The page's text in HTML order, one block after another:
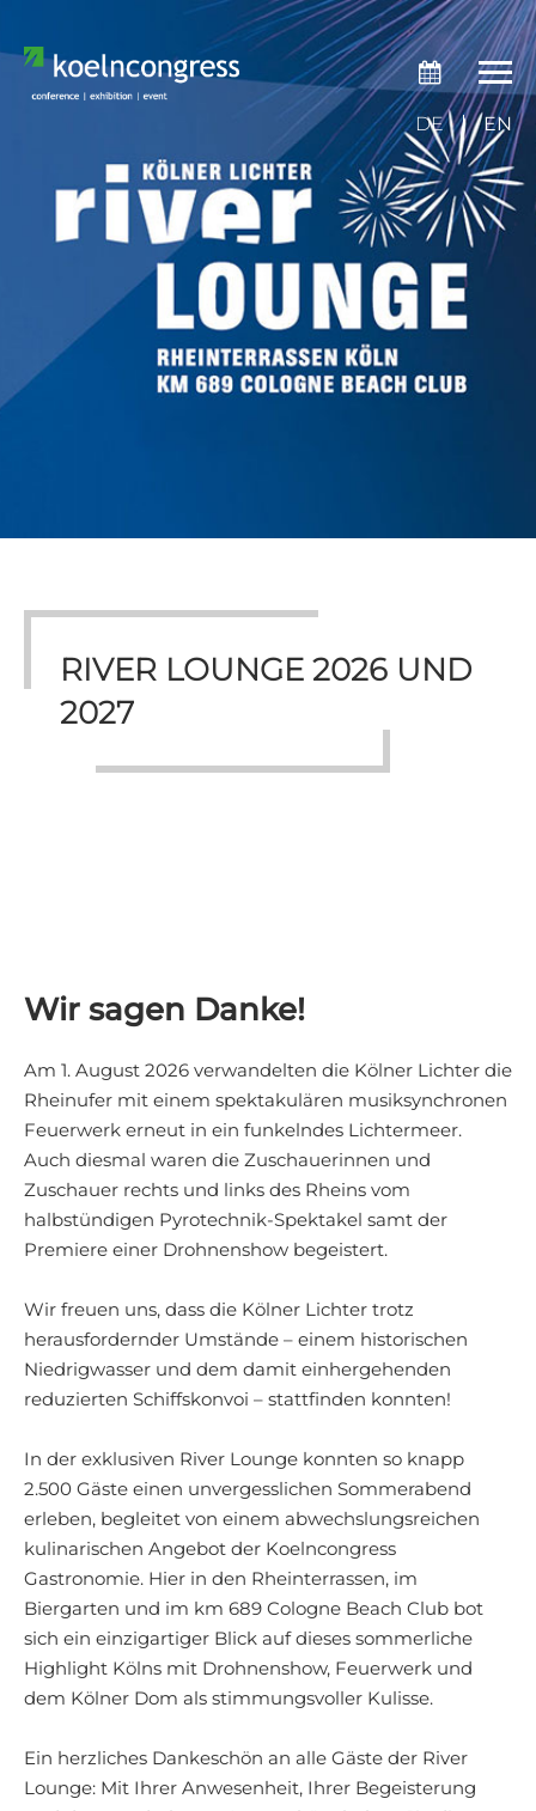
DE EN
RIVER LOUNGE 2026 UND
2027
Wir sagen Danke!
Am 1. August 2026 verwandelten die Kölner Lichter die
Rheinufer mit einem spektakulären musiksynchronen
Feuerwerk erneut in ein funkelndes Lichtermeer.
Auch diesmal waren die Zuschauerinnen und
Zuschauer rechts und links des Rheins vom
halbstündigen Pyrotechnik-Spektakel samt der
Premiere einer Drohnenshow begeistert.
Wir freuen uns, dass die Kölner Lichter trotz
herausfordernder Umstände – einem historischen
Niedrigwasser und dem damit einhergehenden
reduzierten Schiffskonvoi – stattfinden konnten!
In der exklusiven River Lounge konnten so knapp
2.500 Gäste einen unvergesslichen Sommerabend
erleben, begleitet von einem abwechslungsreichen
kulinarischen Angebot der Koelncongress
Gastronomie. Hier in den Rheinterrassen, im
Biergarten und im km 689 Cologne Beach Club bot
sich ein einzigartiger Blick auf dieses sommerliche
Highlight Kölns mit Drohnenshow, Feuerwerk und
dem Kölner Dom als stimmungsvoller Kulisse.
Ein herzliches Dankeschön an alle Gäste der River
Lounge: Mit Ihrer Anwesenheit, Ihrer Begeisterung